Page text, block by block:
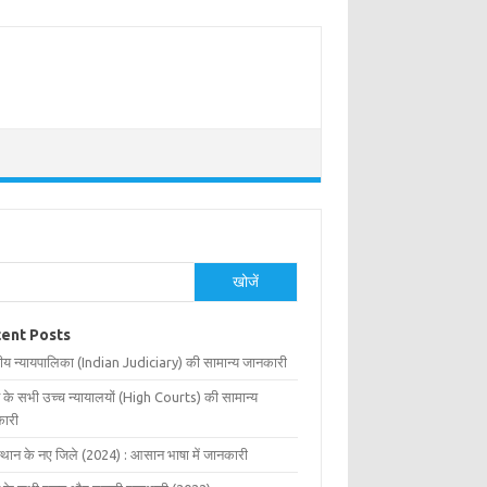
खोजें
Posts
न्यायपालिका (Indian Judiciary) की सामान्य जानकारी
के सभी उच्च न्यायालयों (High Courts) की सामान्य
के नए जिले (2024) : आसान भाषा में जानकारी